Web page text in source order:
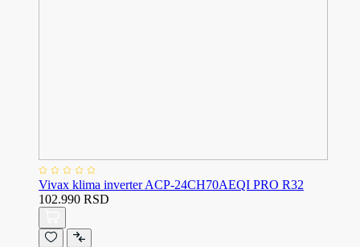
Vivax klima inverter ACP-24CH70AEQI PRO R32
102.990 RSD